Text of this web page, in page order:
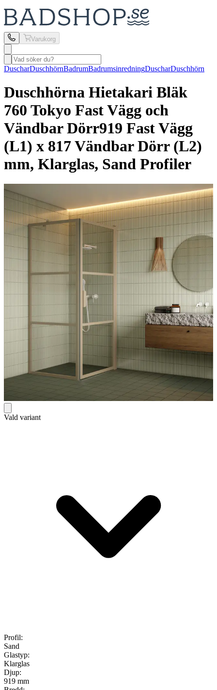
Varukorg
DuscharDuschhörnBadrumBadrumsinredningDuscharDuschhörn
Duschhörna Hietakari Bläk
760 Tokyo Fast Vägg och
Vändbar Dörr919 Fast Vägg
(L1) x 817 Vändbar Dörr (L2)
mm, Klarglas, Sand Profiler
Vald variant
Profil:
Sand
Glastyp:
Klarglas
Djup:
919 mm